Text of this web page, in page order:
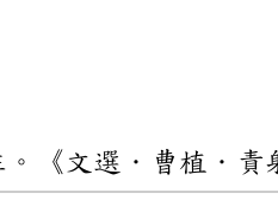
。《文選．曹植．責